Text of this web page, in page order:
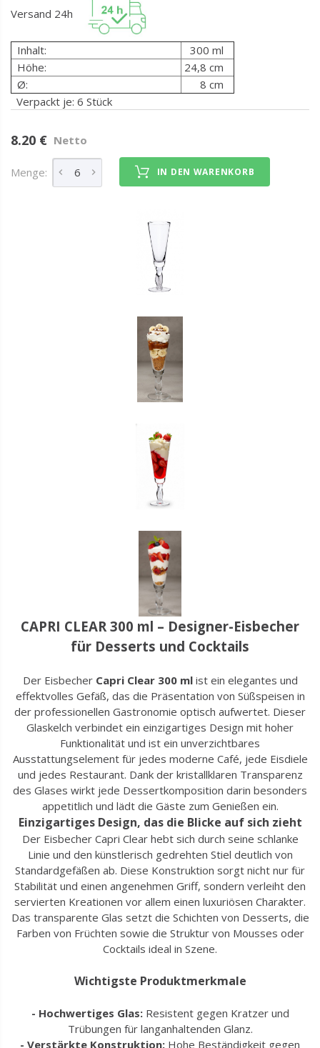
Versand 24h
Inhalt:
300 ml
Höhe:
24,8 cm
Ø:
8 cm
Verpackt je: 6 Stück
8.20 € Netto
Menge: IN DEN WARENKORB
CAPRI CLEAR 300 ml – Designer-Eisbecher
für Desserts und Cocktails
Der Eisbecher Capri Clear 300 mlist ein elegantes und
effektvolles Gefäß, das die Präsentation von Süßspeisen in
der professionellen Gastronomie optisch aufwertet. Dieser
Glaskelch verbindet ein einzigartiges Design mit hoher
Funktionalität und ist ein unverzichtbares
Ausstattungselement für jedes moderne Café, jede Eisdiele
und jedes Restaurant. Dank der kristallklaren Transparenz
des Glases wirkt jede Dessertkomposition darin besonders
appetitlich und lädt die Gäste zum Genießen ein.
Einzigartiges Design, das die Blicke auf sich zieht
Der Eisbecher Capri Clear hebt sich durch seine schlanke
Linie und den künstlerisch gedrehten Stiel deutlich von
Standardgefäßen ab. Diese Konstruktion sorgt nicht nur für
Stabilität und einen angenehmen Griff, sondern verleiht den
servierten Kreationen vor allem einen luxuriösen Charakter.
Das transparente Glas setzt die Schichten von Desserts, die
Farben von Früchten sowie die Struktur von Mousses oder
Cocktails ideal in Szene.
Wichtigste Produktmerkmale
- Hochwertiges Glas:Resistent gegen Kratzer und
Trübungen für langanhaltenden Glanz.
- Verstärkte Konstruktion: Hohe Beständigkeit gegen